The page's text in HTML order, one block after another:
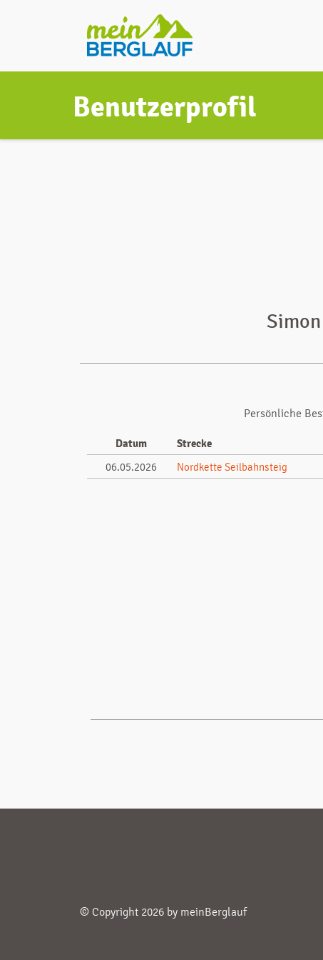
Benutzerprofil
Persönliche
Datum Strecke
06.05.2026 Nordkette Seilbahnsteig
© Copyright 2026 by meinBerglauf